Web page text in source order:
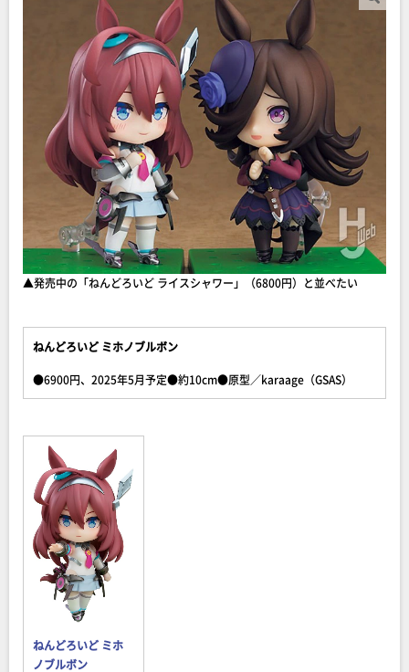
▲発売中の「ねんどろいど ライスシャワー」（6800円）と並べたい
ねんどろいど ミホノブルボン
●6900円、2025年5月予定●約10cm●原型／karaage（GSAS）
ねんどろいど ミホ
ノブルボン